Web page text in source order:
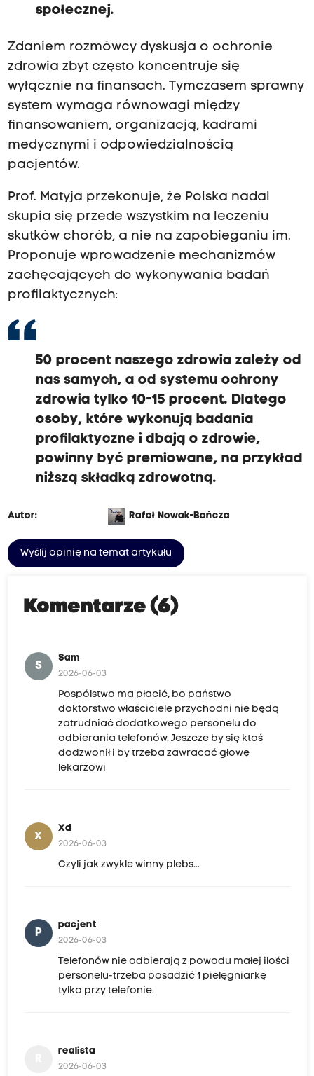
społecznej.
Zdaniem rozmówcy dyskusja o ochronie
zdrowia zbyt często koncentruje się
wyłącznie na finansach. Tymczasem sprawny
system wymaga równowagi między
finansowaniem, organizacją, kadrami
medycznymi i odpowiedzialnością
pacjentów.
Prof. Matyja przekonuje, że Polska nadal
skupia się przede wszystkim na leczeniu
skutków chorób, a nie na zapobieganiu im.
Proponuje wprowadzenie mechanizmów
zachęcających do wykonywania badań
profilaktycznych:
50 procent naszego zdrowia zależy od
nas samych, a od systemu ochrony
zdrowia tylko 10-15 procent. Dlatego
osoby, które wykonują badania
profilaktyczne i dbają o zdrowie,
powinny być premiowane, na przykład
niższą składką zdrowotną.
Autor: Rafał Nowak-Bończa
Wyślij opinię na temat artykułu
Komentarze (6)
S
Sam
2026-06-03
Pospólstwo ma płacić, bo państwo
doktorstwo właściciele przychodni nie będą
zatrudniać dodatkowego personelu do
odbierania telefonów. Jeszcze by się ktoś
dodzwonił i by trzeba zawracać głowę
lekarzowi
X
Xd
2026-06-03
Czyli jak zwykle winny plebs...
P
pacjent
2026-06-03
Telefonów nie odbierają z powodu małej ilości
personelu-trzeba posadzić 1 pielęgniarkę
tylko przy telefonie.
realista
2026-06-03